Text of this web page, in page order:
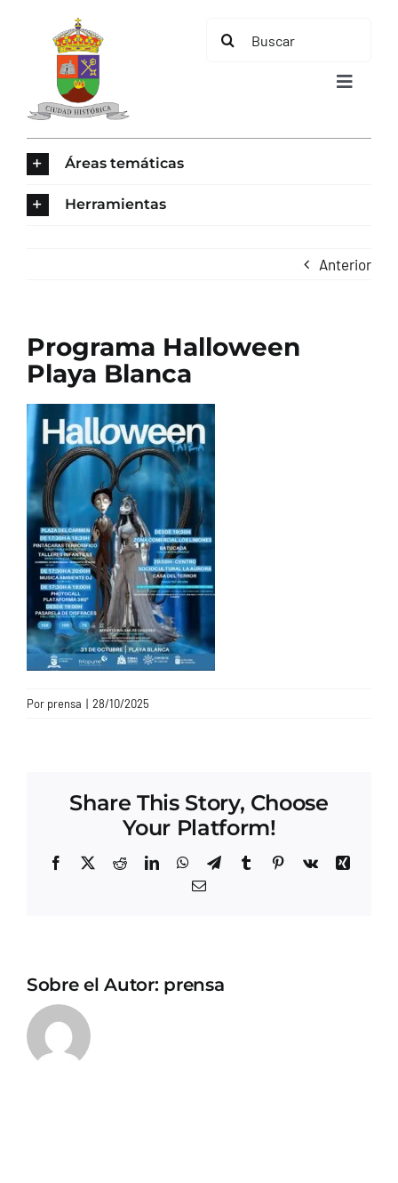
contenido
Buscar:
Toggle
TURISMO
CONTACTO
Áreas temáticas
Herramientas
Anterior
Programa Halloween
Playa Blanca
Por prensa | 28/10/2025
Share This Story, Choose
Your Platform!
Facebook
X RedditLinkedInWhatsApp
TelegramTumblrPinterest
Vk
Xing
Correo
Sobre el Autor: prensa